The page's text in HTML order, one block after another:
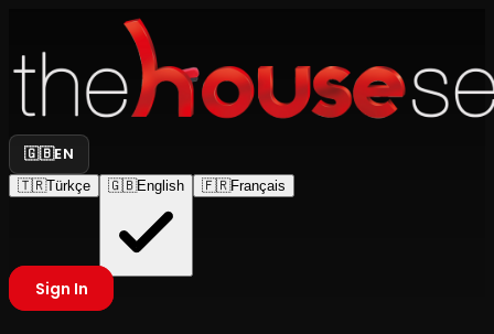
🇬🇧EN
🇹🇷Türkçe 🇬🇧English 🇫🇷Français
Sign In